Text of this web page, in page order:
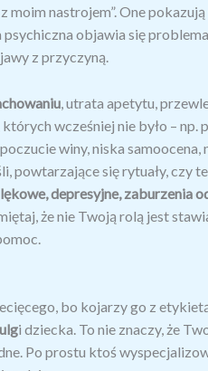
moim nastrojem”. One
objawia się
z przyczyną.
, utrata apetytu,
wcześniej nie było – np.
winy, niska samoocena,
powtarzające się rytuały, czy
depresyjne, zaburzenia
że nie Twoją rolą jest
bo kojarzy go z
i dziecka. To nie znaczy, że
Po prostu ktoś